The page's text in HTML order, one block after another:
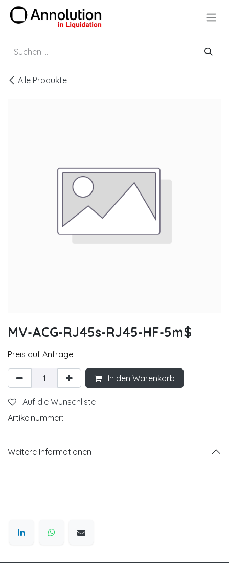
Zum Inhalt springen
Alle Produkte
MV-ACG-RJ45s-RJ45-HF-5m$
Preis auf Anfrage
In den Warenkorb
Auf die Wunschliste
Artikelnummer:
Weitere Informationen